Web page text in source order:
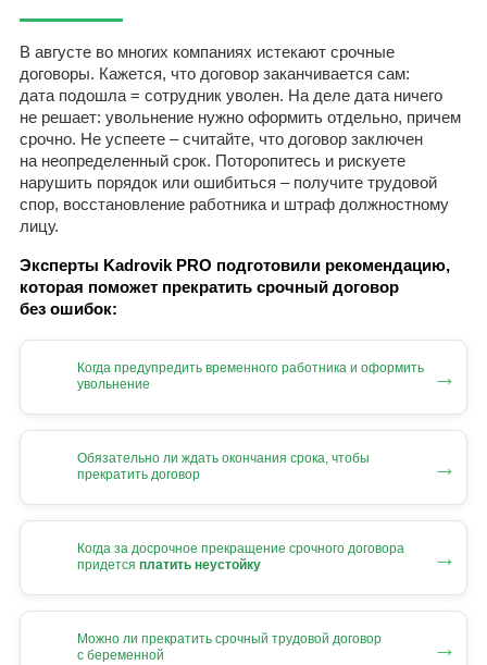
В августе во многих компаниях истекают срочные
договоры. Кажется, что договор заканчивается сам:
дата подошла = сотрудник уволен. На деле дата ничего
не решает: увольнение нужно оформить отдельно, причем
срочно. Не успеете – считайте, что договор заключен
на неопределенный срок. Поторопитесь и рискуете
нарушить порядок или ошибиться – получите трудовой
спор, восстановление работника и штраф должностному
лицу.
Эксперты Kadrovik PRO подготовили рекомендацию,
которая поможет прекратить срочный договор
без ошибок:
Когда предупредить временного работника и оформить
увольнение
→
Обязательно ли ждать окончания срока, чтобы
прекратить договор
→
Когда за досрочное прекращение срочного договора
придется платить неустойку →
Можно ли прекратить срочный трудовой договор
с беременной
→